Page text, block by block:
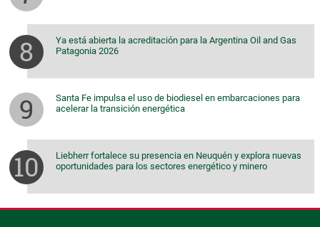
Ya está abierta la acreditación para la Argentina Oil and Gas
Patagonia 2026
Santa Fe impulsa el uso de biodiesel en embarcaciones para
acelerar la transición energética
Liebherr fortalece su presencia en Neuquén y explora nuevas
oportunidades para los sectores energético y minero